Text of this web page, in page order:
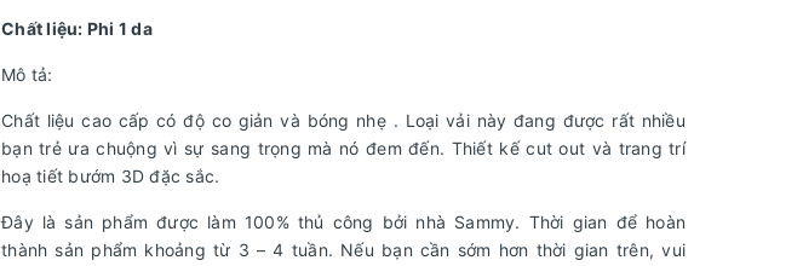
Chất liệu: Phi 1 da
Mô tả:
Chất liệu cao cấp có độ co giản và bóng nhẹ . Loại vải này đang được rất nhiều
bạn trẻ ưa chuộng vì sự sang trọng mà nó đem đến. Thiết kế cut out và trang trí
hoạ tiết bướm 3D đặc sắc.
Đây là sản phẩm được làm 100% thủ công bởi nhà Sammy. Thời gian để hoàn
thành sản phẩm khoảng từ 3 – 4 tuần. Nếu bạn cần sớm hơn thời gian trên, vui